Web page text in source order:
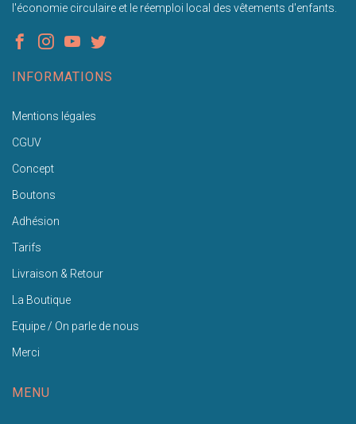
l'économie circulaire et le réemploi local des vêtements d'enfants.
INFORMATIONS
Mentions légales
CGUV
Concept
Boutons
Adhésion
Tarifs
Livraison & Retour
La Boutique
Equipe / On parle de nous
Merci
MENU